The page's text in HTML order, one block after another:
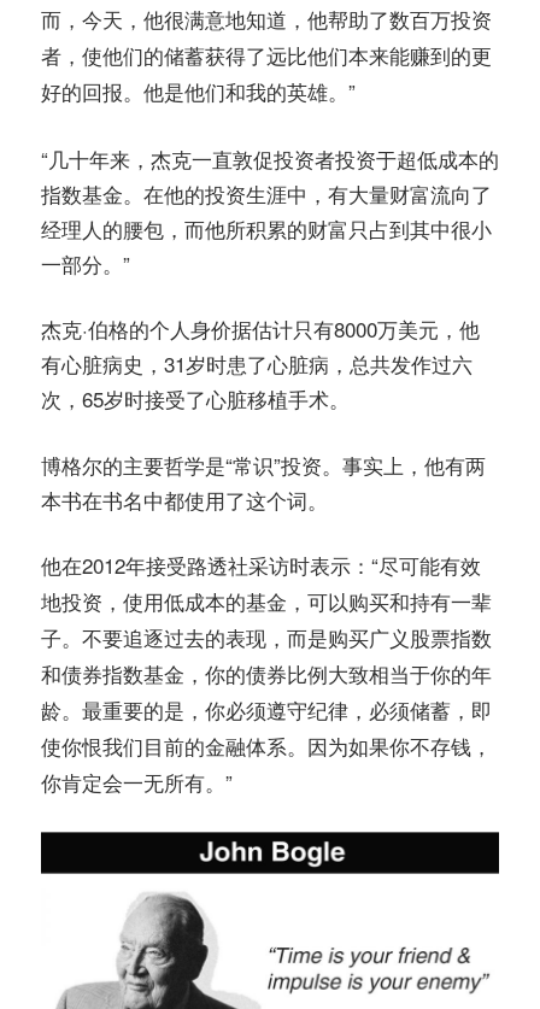
而，今天，他很满意地知道，他帮助了数百万投资
者，使他们的储蓄获得了远比他们本来能赚到的更
好的回报。他是他们和我的英雄。 ”
“几十年来，杰克一直敦促投资者投资于超低成本的
指数基金。在他的投资生涯中，有大量财富流向了
经理人的腰包，而他所积累的财富只占到其中很小
一部分。”
杰克·伯格的个人身价据估计只有8000万美元，他
有心脏病史，31岁时患了心脏病，总共发作过六
次，65岁时接受了心脏移植手术。
博格尔的主要哲学是“常识”投资。事实上，他有两
本书在书名中都使用了这个词。
他在2012年接受路透社采访时表示：“尽可能有效
地投资，使用低成本的基金，可以购买和持有一辈
子。不要追逐过去的表现，而是购买广义股票指数
和债券指数基金，你的债券比例大致相当于你的年
龄。最重要的是，你必须遵守纪律，必须储蓄，即
使你恨我们目前的金融体系。因为如果你不存钱，
你肯定会一无所有。 ”